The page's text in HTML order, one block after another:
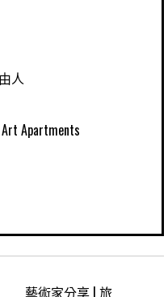
人
Apartments
藝術家分享 | 旅